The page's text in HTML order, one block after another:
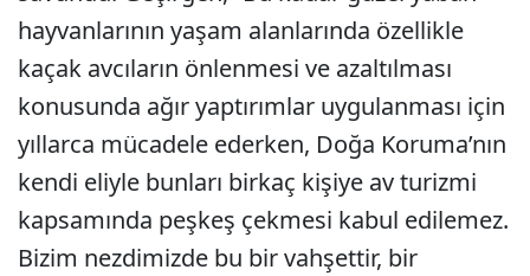
hayvanlarının yaşam alanlarında özellikle
kaçak avcıların önlenmesi ve azaltılması
konusunda ağır yaptırımlar uygulanması için
yıllarca mücadele ederken, Doğa Koruma’nın
kendi eliyle bunları birkaç kişiye av turizmi
kapsamında peşkeş çekmesi kabul edilemez.
Bizim nezdimizde bu bir vahşettir, bir